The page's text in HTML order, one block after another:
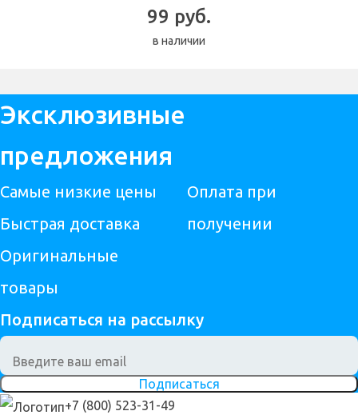
99 руб.
в наличии
Эксклюзивные
предложения
Самые низкие цены
Быстрая доставка
Оригинальные
товары
Оплата при
получении
Подписаться на рассылку
Подписаться
+7 (800) 523-31-49